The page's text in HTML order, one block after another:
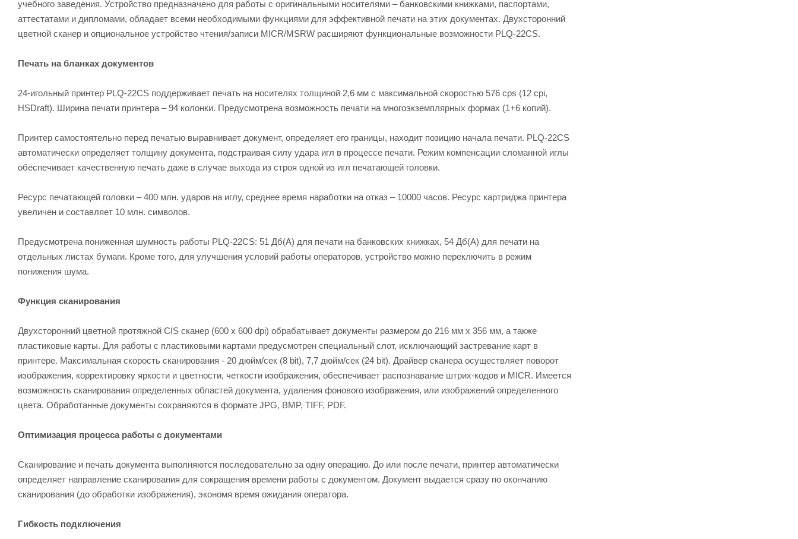
учебного заведения. Устройство предназначено для работы с оригинальными носителями – банковскими книжками, паспортами,
аттестатами и дипломами, обладает всеми необходимыми функциями для эффективной печати на этих документах. Двухсторонний
цветной сканер и опциональное устройство чтения/записи MICR/MSRW расширяют функциональные возможности PLQ-22CS.
Печать на бланках документов
24-игольный принтер PLQ-22CS поддерживает печать на носителях толщиной 2,6 мм с максимальной скоростью 576 cps (12 cpi,
HSDraft). Ширина печати принтера – 94 колонки. Предусмотрена возможность печати на многоэкземплярных формах (1+6 копий).
Принтер самостоятельно перед печатью выравнивает документ, определяет его границы, находит позицию начала печати. PLQ-22CS
автоматически определяет толщину документа, подстраивая силу удара игл в процессе печати. Режим компенсации сломанной иглы
обеспечивает качественную печать даже в случае выхода из строя одной из игл печатающей головки.
Ресурс печатающей головки – 400 млн. ударов на иглу, среднее время наработки на отказ – 10000 часов. Ресурс картриджа принтера
увеличен и составляет 10 млн. символов.
Предусмотрена пониженная шумность работы PLQ-22CS: 51 Дб(A) для печати на банковских книжках, 54 Дб(A) для печати на
отдельных листах бумаги. Кроме того, для улучшения условий работы операторов, устройство можно переключить в режим
понижения шума.
Функция сканирования
Двухсторонний цветной протяжной CIS сканер (600 х 600 dpi) обрабатывает документы размером до 216 мм х 356 мм, а также
пластиковые карты. Для работы с пластиковыми картами предусмотрен специальный слот, исключающий застревание карт в
принтере. Максимальная скорость сканирования - 20 дюйм/сек (8 bit), 7,7 дюйм/сек (24 bit). Драйвер сканера осуществляет поворот
изображения, корректировку яркости и цветности, четкости изображения, обеспечивает распознавание штрих-кодов и MICR. Имеется
возможность сканирования определенных областей документа, удаления фонового изображения, или изображений определенного
цвета. Обработанные документы сохраняются в формате JPG, BMP, TIFF, PDF.
Оптимизация процесса работы с документами
Сканирование и печать документа выполняются последовательно за одну операцию. До или после печати, принтер автоматически
определяет направление сканирования для сокращения времени работы с документом. Документ выдается сразу по окончанию
сканирования (до обработки изображения), экономя время ожидания оператора.
Гибкость подключения